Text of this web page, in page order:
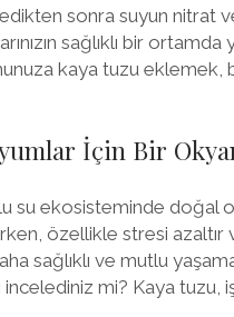
sonra suyun nitrat
sağlıklı bir
kaya tuzu eklemek,
İçin Bir
su ekosisteminde
özellikle stresi azaltır ve
sağlıklı ve mutlu
mi? Kaya tuzu,